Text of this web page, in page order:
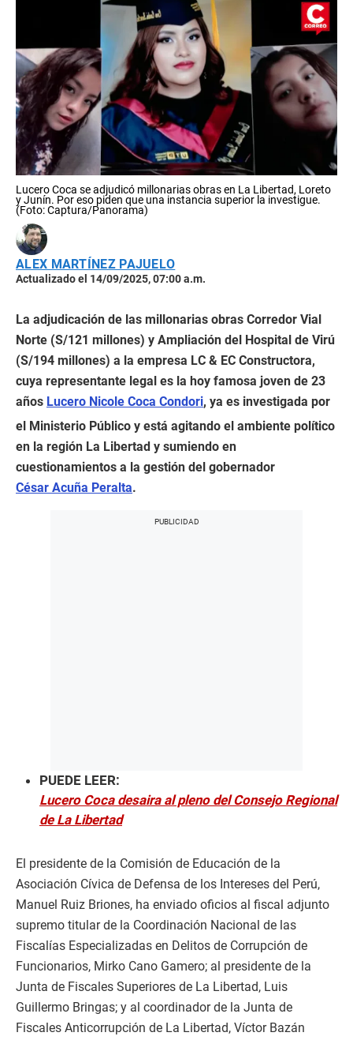
Lucero Coca se adjudicó millonarias obras en La Libertad, Loreto
y Junín. Por eso piden que una instancia superior la investigue.
(Foto: Captura/Panorama)
ALEX MARTÍNEZ PAJUELO
Actualizado el 14/09/2025, 07:00 a.m.
La adjudicación de las millonarias obras Corredor Vial
Norte (S/121 millones) y Ampliación del Hospital de Virú
(S/194 millones) a la empresa LC & EC Constructora,
cuya representante legal es la hoy famosa joven de 23
años Lucero Nicole Coca Condori, ya es investigada por
el Ministerio Público y está agitando el ambiente político
en la región La Libertad y sumiendo en
cuestionamientos a la gestión del gobernador
César Acuña Peralta.
PUEDE LEER:
Lucero Coca desaira al pleno del Consejo Regional
de La Libertad
El presidente de la Comisión de Educación de la
Asociación Cívica de Defensa de los Intereses del Perú,
Manuel Ruiz Briones, ha enviado oficios al fiscal adjunto
supremo titular de la Coordinación Nacional de las
Fiscalías Especializadas en Delitos de Corrupción de
Funcionarios, Mirko Cano Gamero; al presidente de la
Junta de Fiscales Superiores de La Libertad, Luis
Guillermo Bringas; y al coordinador de la Junta de
Fiscales Anticorrupción de La Libertad, Víctor Bazán